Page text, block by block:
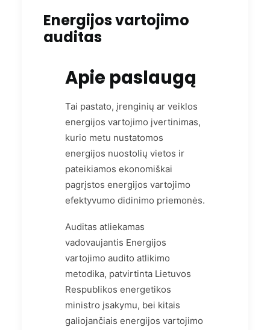
Energijos vartojimo
auditas
Apie paslaugą
Tai pastato, įrenginių ar veiklos
energijos vartojimo įvertinimas,
kurio metu nustatomos
energijos nuostolių vietos ir
pateikiamos ekonomiškai
pagrįstos energijos vartojimo
efektyvumo didinimo priemonės.
Auditas atliekamas
vadovaujantis Energijos
vartojimo audito atlikimo
metodika, patvirtinta Lietuvos
Respublikos energetikos
ministro įsakymu, bei kitais
galiojančiais energijos vartojimo